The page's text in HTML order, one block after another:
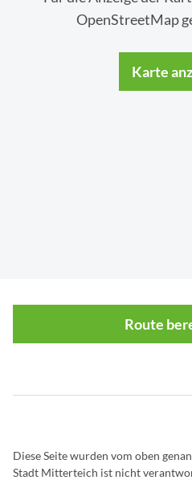
OpenStreetMap
Karte
Route
Diese Seite wurden vom oben
Stadt Mitterteich ist nicht